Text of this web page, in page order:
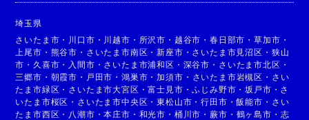
埼玉県
さいたま市 ・ 川口市 ・ 川越市 ・ 所沢市 ・ 越谷市 ・春日部市 ・草加市 ・
上尾市 ・ 熊谷市 ・ さいたま市南区 ・新座市 ・ さいたま市見沼区 ・ 狭山
市 ・ 久喜市 ・ 入間市 ・ さいたま市浦和区 ・ 深谷市 ・ さいたま市北区 ・
三郷市 ・ 朝霞市 ・ 戸田市 ・鴻巣市 ・加須市 ・ さいたま市岩槻区 ・ さい
たま市緑区 ・ さいたま市大宮区 ・富士見市 ・ふじみ野市 ・坂戸市 ・ さ
いたま市桜区 ・ さいたま市中央区 ・東松山市 ・行田市 ・飯能市 ・ さい
たま市西区 ・ 八潮市 ・本庄市 ・ 和光市 ・ 桶川市 ・蕨市 ・ 鶴ヶ島市 ・ 志